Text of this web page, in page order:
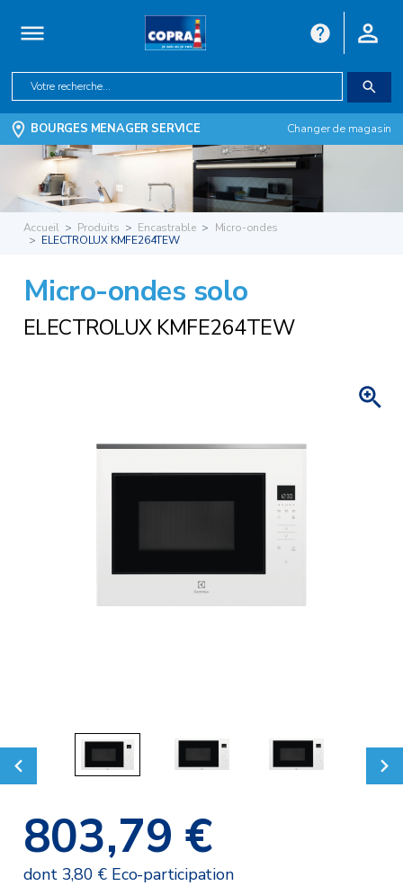
BOURGES MENAGER SERVICE Changer de magasin
Accueil Produits Encastrable
Micro-ondes
ELECTROLUX KMFE264TEW
Micro-ondes solo
ELECTROLUX KMFE264TEW
803,79 €
dont 3,80 € Eco-participation